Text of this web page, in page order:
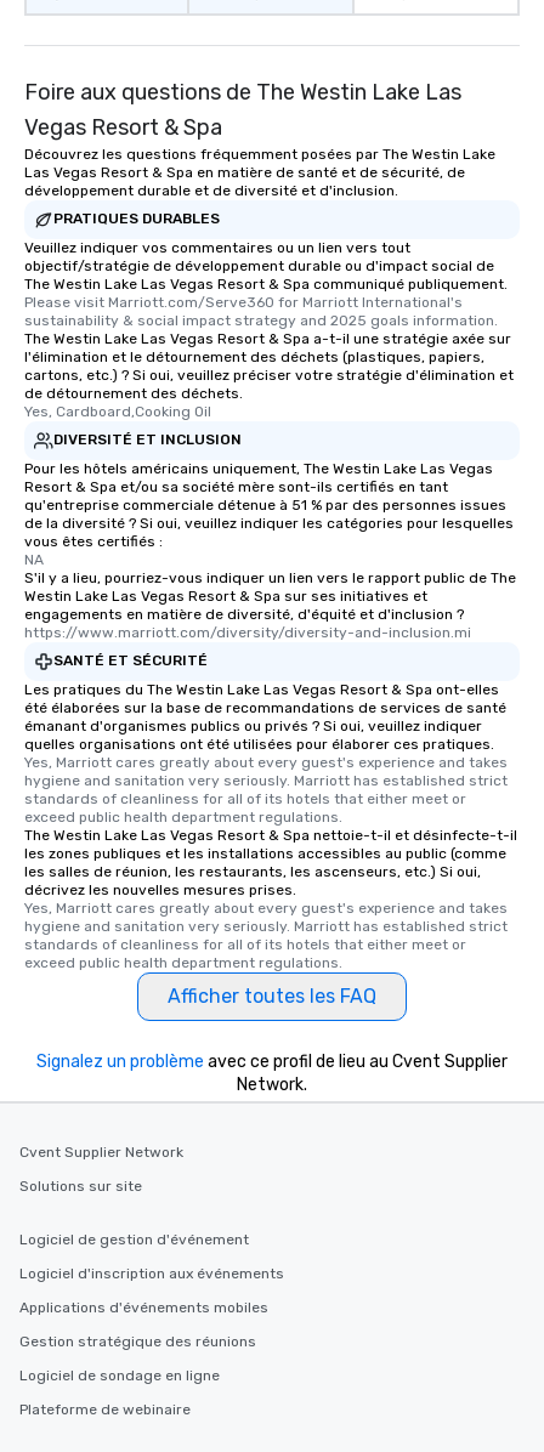
experience, we can also arrange for
Memorable Experience for All Lip
to gather and dine that few have
experienced, and all are sure to
remember. Our one-of-a-kind tours
are special, from the first stop to the
last. It’s an experience that attendees
will reminisce about long after they
leave. Location, Location, Location
One of the best reasons to book is the
convenient and efficient way the
experience is designed. All
restaurants are within an easy
walking distance of each other. The
short stroll allows your group
members a chance to engage in prime
networking opportunities before
heading to the next place on your tour
itinerary. You Get a Dinner and a Show
Our tours offer an exquisite feast plus
entertainment. All tours include a
knowledgeable, professional guide
fascinating stories. Several other
interactive experiences are included
along the way exclusively to our tours,
ensuring there is never a dull moment.
Different Types of Cuisine Our
experiences offer the ability to enjoy
several renowned restaurants in one
convenient outing, including ones you
and your guests might not have
discovered otherwise on your own or
at a typical corporate dinner. We offer
a way to try some of the finest spots
in the city and dive into various
selected dishes are curated to our
high standards to ensure they will
delight any palate. Tours Available
group experience, booking flexibility is
key. Whether you desire a tour during
after work, we can coordinate with
You Like Along with flexible
scheduling, Lip Smacking Foodie
durations. Our shortest tour is about
2.5 hours; our longest is about 5
Foire aux questions de The Westin Lake Las
Vegas Resort & Spa
Découvrez les questions fréquemment posées par The Westin Lake
Las Vegas Resort & Spa en matière de santé et de sécurité, de
développement durable et de diversité et d'inclusion.
PRATIQUES DURABLES
Veuillez indiquer vos commentaires ou un lien vers tout
objectif/stratégie de développement durable ou d'impact social de
The Westin Lake Las Vegas Resort & Spa communiqué publiquement.
Please visit Marriott.com/Serve360 for Marriott International's
sustainability & social impact strategy and 2025 goals information.
The Westin Lake Las Vegas Resort & Spa a-t-il une stratégie axée sur
l'élimination et le détournement des déchets (plastiques, papiers,
cartons, etc.) ? Si oui, veuillez préciser votre stratégie d'élimination et
de détournement des déchets.
Yes, Cardboard,Cooking Oil
DIVERSITÉ ET INCLUSION
Pour les hôtels américains uniquement, The Westin Lake Las Vegas
Resort & Spa et/ou sa société mère sont-ils certifiés en tant
qu'entreprise commerciale détenue à 51 % par des personnes issues
de la diversité ? Si oui, veuillez indiquer les catégories pour lesquelles
vous êtes certifiés :
NA
S'il y a lieu, pourriez-vous indiquer un lien vers le rapport public de The
Westin Lake Las Vegas Resort & Spa sur ses initiatives et
engagements en matière de diversité, d'équité et d'inclusion ?
https://www.marriott.com/diversity/diversity-and-inclusion.mi
SANTÉ ET SÉCURITÉ
Les pratiques du The Westin Lake Las Vegas Resort & Spa ont-elles
été élaborées sur la base de recommandations de services de santé
émanant d'organismes publics ou privés ? Si oui, veuillez indiquer
quelles organisations ont été utilisées pour élaborer ces pratiques.
Yes, Marriott cares greatly about every guest's experience and takes
hygiene and sanitation very seriously. Marriott has established strict
standards of cleanliness for all of its hotels that either meet or
exceed public health department regulations.
The Westin Lake Las Vegas Resort & Spa nettoie-t-il et désinfecte-t-il
les zones publiques et les installations accessibles au public (comme
les salles de réunion, les restaurants, les ascenseurs, etc.) Si oui,
décrivez les nouvelles mesures prises.
Yes, Marriott cares greatly about every guest's experience and takes
hygiene and sanitation very seriously. Marriott has established strict
standards of cleanliness for all of its hotels that either meet or
exceed public health department regulations.
Afficher toutes les FAQ
Signalez un problème avec ce profil de lieu au Cvent Supplier
Network.
Cvent Supplier Network
Solutions sur site
Logiciel de gestion d'événement
Logiciel d'inscription aux événements
Applications d'événements mobiles
Gestion stratégique des réunions
Logiciel de sondage en ligne
Plateforme de webinaire